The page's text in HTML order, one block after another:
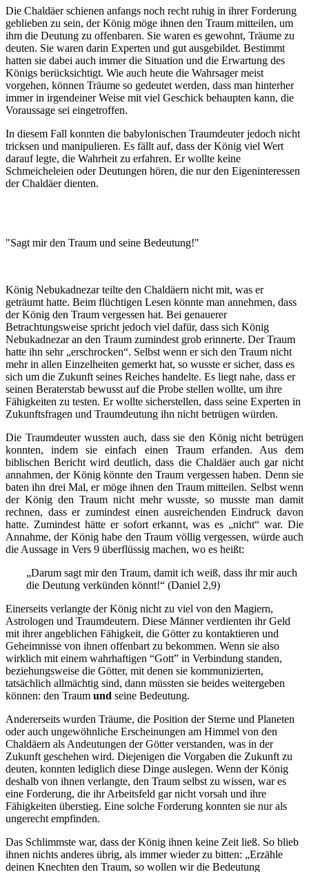
Die Chaldäer schienen anfangs noch recht ruhig in ihrer Forderung
geblieben zu sein, der König möge ihnen den Traum mitteilen, um
ihm die Deutung zu offenbaren. Sie waren es gewohnt, Träume zu
deuten. Sie waren darin Experten und gut ausgebildet. Bestimmt
hatten sie dabei auch immer die Situation und die Erwartung des
Königs berücksichtigt. Wie auch heute die Wahrsager meist
vorgehen, können Träume so gedeutet werden, dass man hinterher
immer in irgendeiner Weise mit viel Geschick behaupten kann, die
Voraussage sei eingetroffen.
In diesem Fall konnten die babylonischen Traumdeuter jedoch nicht
tricksen und manipulieren. Es fällt auf, dass der König viel Wert
darauf legte, die Wahrheit zu erfahren. Er wollte keine
Schmeicheleien oder Deutungen hören, die nur den Eigeninteressen
der Chaldäer dienten.
"Sagt mir den Traum und seine Bedeutung!"
König Nebukadnezar teilte den Chaldäern nicht mit, was er
geträumt hatte. Beim flüchtigen Lesen könnte man annehmen, dass
der König den Traum vergessen hat. Bei genauerer
Betrachtungsweise spricht jedoch viel dafür, dass sich König
Nebukadnezar an den Traum zumindest grob erinnerte. Der Traum
hatte ihn sehr „erschrocken“. Selbst wenn er sich den Traum nicht
mehr in allen Einzelheiten gemerkt hat, so wusste er sicher, dass es
sich um die Zukunft seines Reiches handelte. Es liegt nahe, dass er
seinen Beraterstab bewusst auf die Probe stellen wollte, um ihre
Fähigkeiten zu testen. Er wollte sicherstellen, dass seine Experten in
Zukunftsfragen und Traumdeutung ihn nicht betrügen würden.
Die Traumdeuter wussten auch, dass sie den König nicht betrügen
konnten, indem sie einfach einen Traum erfanden. Aus dem
biblischen Bericht wird deutlich, dass die Chaldäer auch gar nicht
annahmen, der König könnte den Traum vergessen haben. Denn sie
baten ihn drei Mal, er möge ihnen den Traum mitteilen. Selbst wenn
der König den Traum nicht mehr wusste, so musste man damit
rechnen, dass er zumindest einen ausreichenden Eindruck davon
hatte. Zumindest hätte er sofort erkannt, was es „nicht“ war. Die
Annahme, der König habe den Traum völlig vergessen, würde auch
die Aussage in Vers 9 überflüssig machen, wo es heißt:
„Darum sagt mir den Traum, damit ich weiß, dass ihr mir auch
die Deutung verkünden könnt!“ (Daniel 2,9)
Einerseits verlangte der König nicht zu viel von den Magiern,
Astrologen und Traumdeutern. Diese Männer verdienten ihr Geld
mit ihrer angeblichen Fähigkeit, die Götter zu kontaktieren und
Geheimnisse von ihnen offenbart zu bekommen. Wenn sie also
wirklich mit einem wahrhaftigen “Gott” in Verbindung standen,
beziehungsweise die Götter, mit denen sie kommunizierten,
tatsächlich allmächtig sind, dann müssten sie beides weitergeben
können: den Traum und seine Bedeutung.
Andererseits wurden Träume, die Position der Sterne und Planeten
oder auch ungewöhnliche Erscheinungen am Himmel von den
Chaldäern als Andeutungen der Götter verstanden, was in der
Zukunft geschehen wird. Diejenigen die Vorgaben die Zukunft zu
deuten, konnten lediglich diese Dinge auslegen. Wenn der König
deshalb von ihnen verlangte, den Traum selbst zu wissen, war es
eine Forderung, die ihr Arbeitsfeld gar nicht vorsah und ihre
Fähigkeiten überstieg. Eine solche Forderung konnten sie nur als
ungerecht empfinden.
Das Schlimmste war, dass der König ihnen keine Zeit ließ. So blieb
ihnen nichts anderes übrig, als immer wieder zu bitten: „Erzähle
deinen Knechten den Traum, so wollen wir die Bedeutung